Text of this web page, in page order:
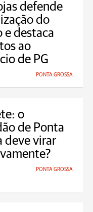
defende
do
e destaca
ao
de PG
PONTA GROSSA
o
de Ponta
deve virar
PONTA GROSSA